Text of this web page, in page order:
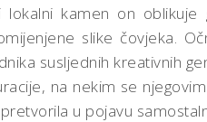
lokalni kamen on
slike čovjeka.
susljednih kreativnih
na nekim se
u pojavu